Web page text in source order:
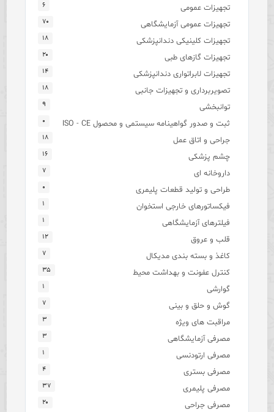
تجهیزات عمومی ۶
تجهیزات عمومی آزمایشگاهی ۷۰
تجهیزات کلینیکی دندانپزشکی ۱۸
تجهیزات گازهای طبی ۲۰
تجهیزات لابراتواری دندانپزشکی ۱۴
تصویربرداری و تجهیزات جانبی ۱۸
توانبخشی ۹
ثبت و صدور گواهینامه سیستمی و محصول ISO - CE ۰
جراحی و اتاق عمل ۱۸
چشم پزشکی ۱۶
داروخانه ای ۷
طراحی و تولید قطعات پلیمری ۰
فیکساتورهای خارجی استخوان ۱
فیلترهای آزمایشگاهی ۱
قلب و عروق ۱۲
کاغذ و بسته بندی مدیکال ۷
کنترل عفونت و بهداشت محیط ۳۵
گوارشی ۱
گوش و حلق و بینی ۷
مراقبت های ویژه ۳
مصرفی آزمایشگاهی ۳
مصرفی ارتودنسی ۱
مصرفی بستری ۴
مصرفی پلیمری ۳۷
مصرفی جراحی ۲۰